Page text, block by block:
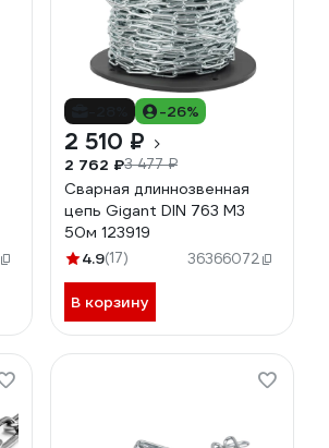
-26%
2 510 ₽
2 762 ₽3 477 ₽
Сварная длиннозвенная
цепь Gigant DIN 763 M3
50м 123919
4.9(17) 36366072
В корзину